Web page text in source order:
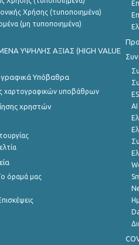
Χρήσης (τυποποιημένα)
(μη τυποποιημένα)
ΥΨΗΛΗΣ ΑΞΙΑΣ (HIGH VALUE
Υπόβαθρα
χαρτογραφικών υποβάθρων
χρηστών
όραμά μας